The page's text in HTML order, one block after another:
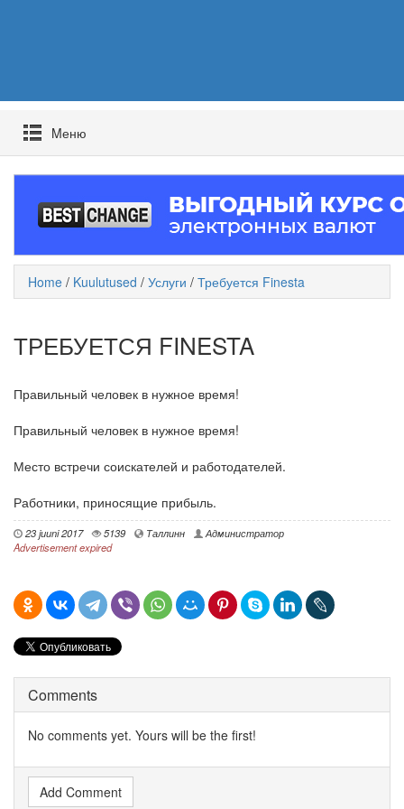
Mеню
Home / Kuulutused / Услуги / Требуется Finesta
ТРЕБУЕТСЯ FINESTA
Правильный человек в нужное время!
Правильный человек в нужное время!
Место встречи соискателей и работодателей.
Работники, приносящие прибыль.
23 juuni 2017 5139 Таллинн
Администратор
Advertisement expired
Comments
No comments yet. Yours will be the first!
Add Comment